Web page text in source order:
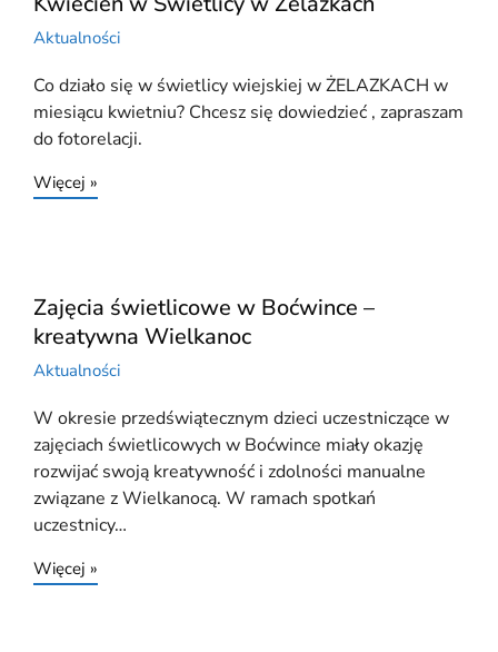
Aktualności
Co działo się w świetlicy wiejskiej w ŻELAZKACH w
miesiącu kwietniu? Chcesz się dowiedzieć , zapraszam
do fotorelacji.
Więcej »
Zajęcia świetlicowe w Boćwince –
kreatywna Wielkanoc
Aktualności
W okresie przedświątecznym dzieci uczestniczące w
zajęciach świetlicowych w Boćwince miały okazję
rozwijać swoją kreatywność i zdolności manualne
związane z Wielkanocą. W ramach spotkań
uczestnicy…
Więcej »